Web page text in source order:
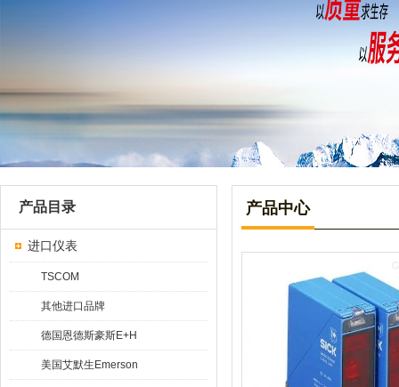
产品目录
进口仪表
TSCOM
其他进口品牌
德国恩德斯豪斯E+H
美国艾默生Emerson
产品中心